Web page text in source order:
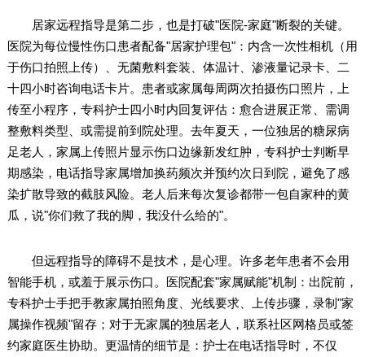
居家远程指导是第二步，也是打破"医院-家庭"断裂的关键。
医院为每位慢性伤口患者配备"居家护理包"：内含一次性相机（用
于伤口拍照上传）、无菌敷料套装、体温计、渗液量记录卡、二
十四小时咨询电话卡片。患者或家属每周两次拍摄伤口照片，上
传至小程序，专科护士四小时内回复评估：愈合进展正常、需调
整敷料类型、或需提前到院处理。去年夏天，一位独居的糖尿病
足老人，家属上传照片显示伤口边缘新发红肿，专科护士判断早
期感染，电话指导家属增加换药频次并预约次日到院，避免了感
染扩散导致的截肢风险。老人后来每次复诊都带一包自家种的黄
瓜，说"你们救了我的脚，我没什么给的"。
但远程指导的障碍不是技术，是心理。许多老年患者不会用
智能手机，或羞于展示伤口。医院配套"家属赋能"机制：出院前，
专科护士手把手教家属拍照角度、光线要求、上传步骤，录制"家
属操作视频"留存；对于无家属的独居老人，联系社区网格员或签
约家庭医生协助。更温情的细节是：护士在电话指导时，不仅